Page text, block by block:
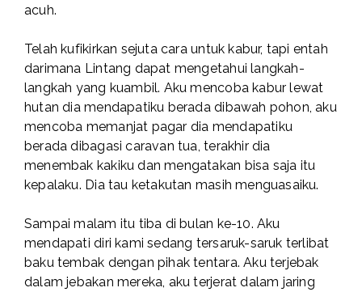
acuh.
Telah kufikirkan sejuta cara untuk kabur, tapi entah
darimana Lintang dapat mengetahui langkah-
langkah yang kuambil. Aku mencoba kabur lewat
hutan dia mendapatiku berada dibawah pohon, aku
mencoba memanjat pagar dia mendapatiku
berada dibagasi caravan tua, terakhir dia
menembak kakiku dan mengatakan bisa saja itu
kepalaku. Dia tau ketakutan masih menguasaiku.
Sampai malam itu tiba di bulan ke-10. Aku
mendapati diri kami sedang tersaruk-saruk terlibat
baku tembak dengan pihak tentara. Aku terjebak
dalam jebakan mereka, aku terjerat dalam jaring